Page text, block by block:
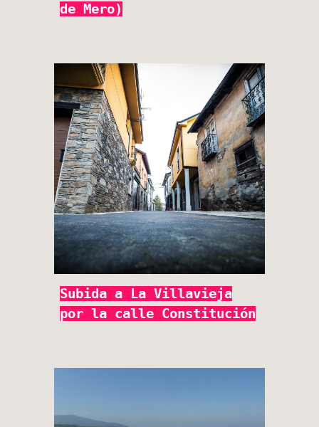
de Mero)
Subida a La Villavieja
por la calle Constitución